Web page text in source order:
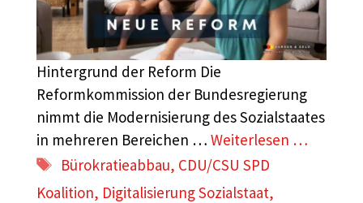
Hintergrund der Reform Die
Reformkommission der Bundesregierung
nimmt die Modernisierung des Sozialstaates
in mehreren Bereichen … Weiterlesen …
Schlagwörter
Bürokratieabbau, CDU/CSU SPD
Koalition, Digitalisierung Sozialstaat,